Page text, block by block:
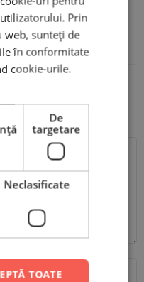
cu
Email
Prin
web, sunteți de
în conformitate
cookie-urile.
De
targetare
Neclasificate
TOATE